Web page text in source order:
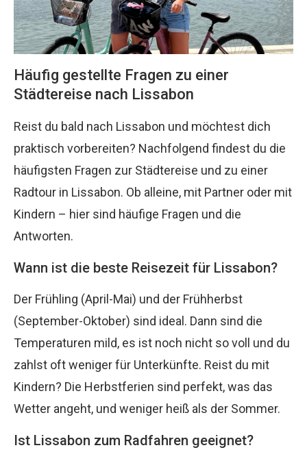
Häufig gestellte Fragen zu einer
Städtereise nach Lissabon
Reist du bald nach Lissabon und möchtest dich
praktisch vorbereiten? Nachfolgend findest du die
häufigsten Fragen zur Städtereise und zu einer
Radtour in Lissabon. Ob alleine, mit Partner oder mit
Kindern – hier sind häufige Fragen und die
Antworten.
Wann ist die beste Reisezeit für Lissabon?
Der Frühling (April-Mai) und der Frühherbst
(September-Oktober) sind ideal. Dann sind die
Temperaturen mild, es ist noch nicht so voll und du
zahlst oft weniger für Unterkünfte. Reist du mit
Kindern? Die Herbstferien sind perfekt, was das
Wetter angeht, und weniger heiß als der Sommer.
Ist Lissabon zum Radfahren geeignet?